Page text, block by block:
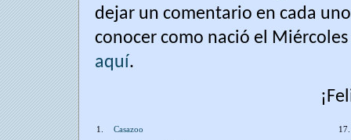
dejar un comentario en cada
conocer como nació el
aquí.
1. Casazoo